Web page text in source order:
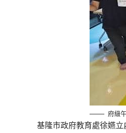
府級
基隆市政府教育處徐嬿